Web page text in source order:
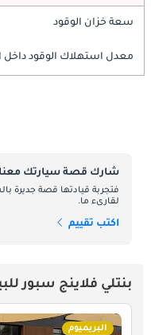
سعة خزان الوقود
معدل استهلاك الوقود داخل
شارك قصة سيارتك
فتجربة قيادتها قصة جديرة
لقارىء ما.
اكتب تقييم
بنتلي فلاينج سبور
البريميوم